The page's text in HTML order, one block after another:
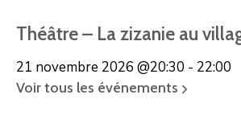
Théâtre – La zizanie au
21 novembre 2026 @20:30 - 22:00
Voir tous les événements